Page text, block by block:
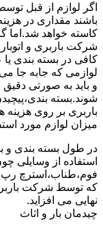
اگر لوازم از قبل
باشند مقداری در
کاسته خواهد شد.اما
شرکت باربری و
کافی در بسته بندی
لوازمی که جابه جا
و باید به صورتی
شوند.بسته
باربری بر روی هزینه
میزان لوازم مورد
در طول بسته بندی و
استفاده از وسایلی
فوم،طناب،استرچ
که توسط شرکت
نهایی می افزاید.
چیدمان بار و اثاث